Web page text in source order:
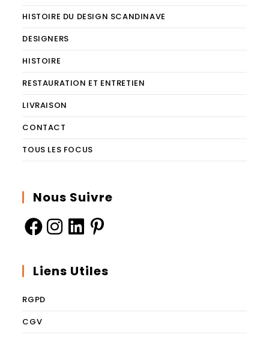
HISTOIRE DU DESIGN SCANDINAVE
DESIGNERS
HISTOIRE
RESTAURATION ET ENTRETIEN
LIVRAISON
CONTACT
TOUS LES FOCUS
Nous Suivre
Liens Utiles
RGPD
CGV